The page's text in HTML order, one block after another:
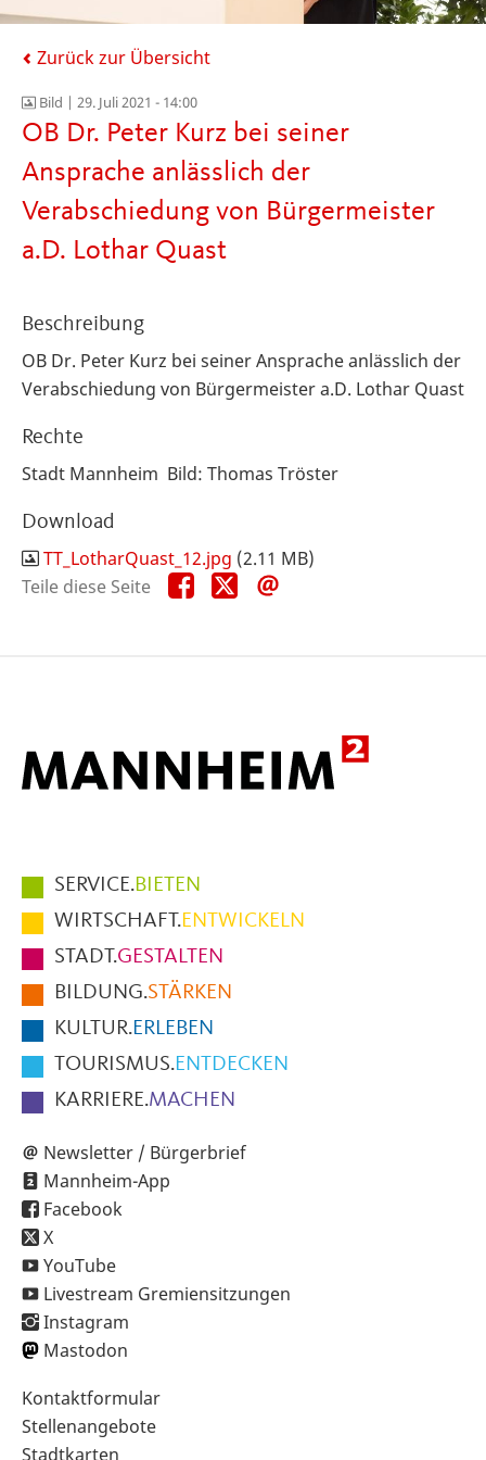
Zurück zur Übersicht
Bild | 29. Juli 2021 - 14:00
OB Dr. Peter Kurz bei seiner
Ansprache anlässlich der
Verabschiedung von Bürgermeister
a.D. Lothar Quast
Beschreibung
OB Dr. Peter Kurz bei seiner Ansprache anlässlich der
Verabschiedung von Bürgermeister a.D. Lothar Quast
Rechte
Stadt Mannheim Bild: Thomas Tröster
Download
TT_LotharQuast_12.jpg (2.11 MB)
Teile diese Seite
Teile
diese
Teile
diese
Hauptmenüpunkte
im
Fußbereich
der
Seite
SERVICE.BIETEN
WIRTSCHAFT.ENTWICKELN
STADT.GESTALTEN
BILDUNG.STÄRKEN
KULTUR.ERLEBEN
TOURISMUS.ENTDECKEN
KARRIERE.MACHEN
Newsletter / Bürgerbrief
Mannheim-App
Facebook
X
YouTube
Livestream Gremiensitzungen
Instagram
Mastodon
Sekundärnavigation
im
Fußbereich
Kontaktformular
Stellenangebote
Stadtkarten